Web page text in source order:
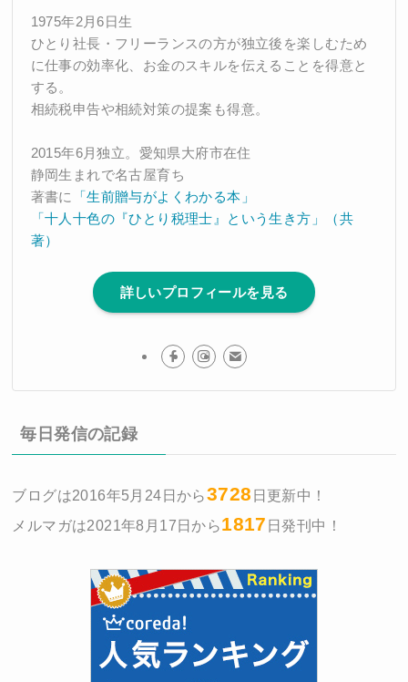
1975年2月6日生
ひとり社長・フリーランスの方が独立後を楽しむため
に仕事の効率化、お金のスキルを伝えることを得意と
する。
相続税申告や相続対策の提案も得意。
2015年6月独立。愛知県大府市在住
静岡生まれで名古屋育ち
著書に
「生前贈与がよくわかる本」
「十人十色の『ひとり税理士』という生き方」（共
著）
詳しいプロフィールを見る
毎日発信の記録
ブログは2016年5月24日から3728 日更新中！
メルマガは2021年8月17日から1817 日発刊中！